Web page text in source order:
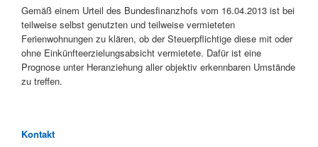
Gemäß einem Urteil des Bundesfinanzhofs vom 16.04.2013 ist bei
teilweise selbst genutzten und teilweise vermieteten
Ferienwohnungen zu klären, ob der Steuerpflichtige diese mit oder
ohne Einkünfteerzielungsabsicht vermietete. Dafür ist eine
Prognose unter Heranziehung aller objektiv erkennbaren Umstände
zu treffen.
Kontakt